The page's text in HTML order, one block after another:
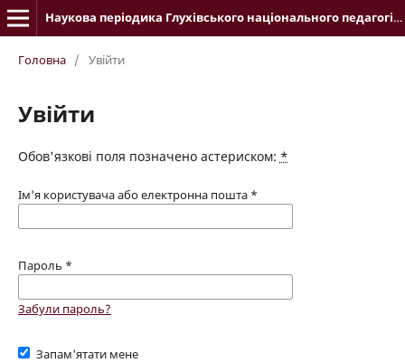
Наукова періодика Глухівського національного педагогічного університету імені Олександра Довженка
Головна / Увійти
Увійти
Обов'язкові поля позначено астериском: *
Ім'я користувача або електронна пошта *
Пароль *
Забули пароль?
Запам'ятати мене